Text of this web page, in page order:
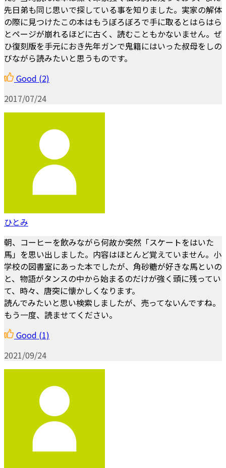
先日弟も同じ思いで探している事を知りました。実家の解体
の際に見つけたこの本はもうぼろぼろで手に取るとはらはら
とページが崩れるほどに古く、読むこともかないません。ぜ
ひ復刻版を手元におき先年ガンで鬼籍にはいった叔母をしの
びながら読みたいと思うものです。
Good (2)
2017/07/24
ひとみ
朝、コーヒーを飲みながら何故か突然「スケートをはいた
馬」を思い出しました。内容はほとんど覚えていません。小
学校の図書室にあった本でしたが、角砂糖が好きな馬といの
と、物語がタンスの中から始まるのだけが強く頭に残ってい
て、時々、唐突に懐かしくなります。
読んでみたいと思い検索しましたが、売ってないんですね。
もう一度、読ませてください。
Good (1)
2021/09/24